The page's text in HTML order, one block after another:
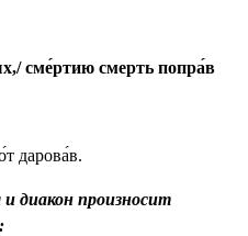
сме́ртию смерть попра́в
дарова́в.
диакон произносит